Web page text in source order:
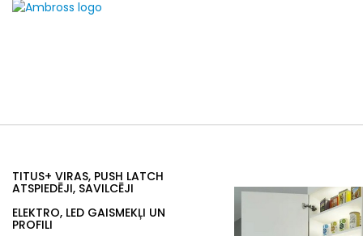
TITUS+ VIRAS, PUSH LATCH
ATSPIEDĒJI, SAVILCĒJI
ELEKTRO, LED GAISMEKĻI UN
PROFILI